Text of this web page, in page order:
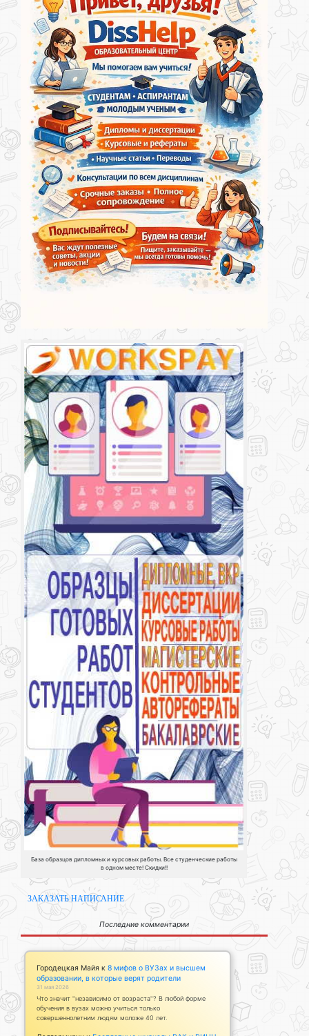
База образцов дипломных и курсовых работы. Все студенческие работы
в одном месте! Скидки!!
ЗАКАЗАТЬ НАПИСАНИЕ
Последние комментарии
Городецкая Майя к 8 мифов о ВУЗах и высшем
образовании, в которые верят родители
31 мая 2026
Что значит "независимо от возраста"? В любой форме
обучения в вузах можно учиться только
совершеннолетним людям моложе 40 лет.